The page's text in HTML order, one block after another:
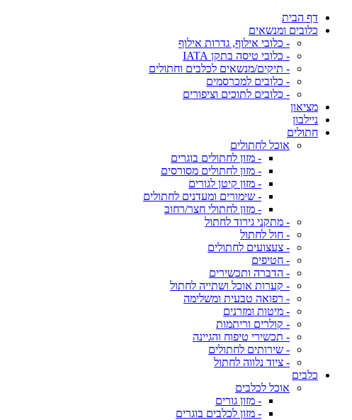
דף הבית
כלובים ומנשאים
- כלובי אילוף, גדרות אילוף
- כלובי טיסה בתקן IATA
- תיקים/מנשאים לכלבים וחתולים
- כלובים למכרסמים
- כלובים לתוכים וציפורים
מציאון
ניילבון
חתולים
אוכל לחתולים
- מזון לחתולים בוגרים
- מזון לחתולים מסורסים
- מזון קיטן לגורים
- שימורים ומעדנים לחתולים
- מזון לחתולי חצר/רחוב
- מתקני גירוד לחתול
- חול לחתול
- צעצועים לחתולים
- חטיפים
- הדברה ותכשירים
- קערות אוכל ושתייה לחתול
- רפואה טבעית ומשלימה
- מיטות ומזרנים
- קולרים וריתמות
- תכשירי טיפוח והגיינה
- שירותים לחתולים
- ציוד נלווה לחתול
כלבים
אוכל לכלבים
- מזון גורים
- מזון לכלבים בוגרים